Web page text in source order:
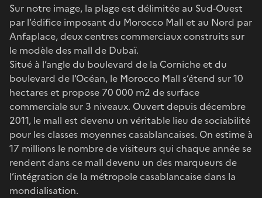
Sur notre image, la plage est délimitée au Sud-Ouest
par l’édifice imposant du Morocco Mall et au Nord par
Anfaplace, deux centres commerciaux construits sur
le modèle des mall de Dubaï.
Situé à l’angle du boulevard de la Corniche et du
boulevard de l'Océan, le Morocco Mall s’étend sur 10
hectares et propose 70 000 m2 de surface
commerciale sur 3 niveaux. Ouvert depuis décembre
2011, le mall est devenu un véritable lieu de sociabilité
pour les classes moyennes casablancaises. On estime à
17 millions le nombre de visiteurs qui chaque année se
rendent dans ce mall devenu un des marqueurs de
l’intégration de la métropole casablancaise dans la
mondialisation.